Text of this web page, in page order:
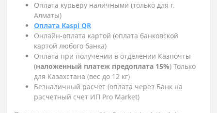
Оплата курьеру наличными (только для г.
Алматы)
Оплата Kaspi QR
Онлайн-оплата картой (оплата банковской
картой любого банка)
Оплата при получении в отделении Казпочты
(наложенный платеж предоплата 15%) Только
для Казахстана (вес до 12 кг)
Безналичный расчет (оплата через Банк на
расчетный счет ИП Pro Market)